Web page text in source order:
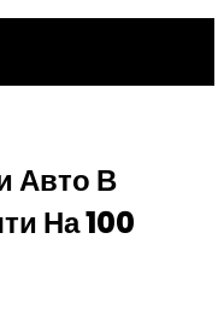
Авто В
На 100